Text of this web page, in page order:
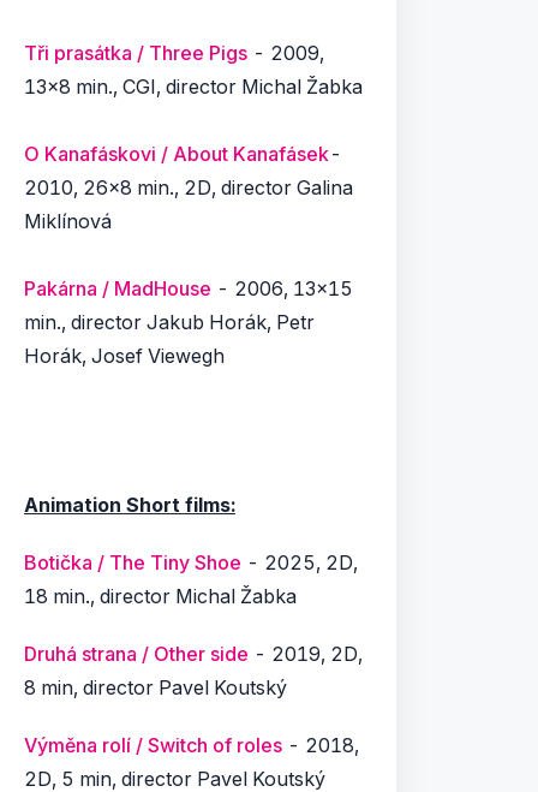
Tři prasátka / Three Pigs - 2009,
13x8 min., CGI, director Michal Žabka
O Kanafáskovi / About Kanafásek-
2010, 26x8 min., 2D, director Galina
Miklínová
Pakárna / MadHouse - 2006, 13x15
min., director Jakub Horák, Petr
Horák, Josef Viewegh
Animation Short films:
Botička / The Tiny Shoe - 2025, 2D,
18 min., director Michal Žabka
Druhá strana / Other side - 2019, 2D,
8 min, director Pavel Koutský
Výměna rolí / Switch of roles - 2018,
2D, 5 min, director Pavel Koutský